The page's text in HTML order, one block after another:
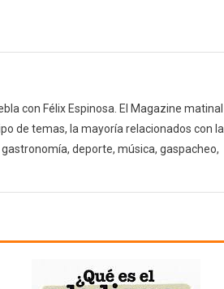
con Félix Espinosa. El Magazine matinal
de temas, la mayoría relacionados con la
deporte, música, gaspacheo,